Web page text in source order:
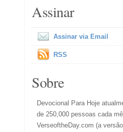
Assinar
Assinar via Email
RSS
Sobre
Devocional Para Hoje
de 250,000 pessoas cada
VerseoftheDay.com (a